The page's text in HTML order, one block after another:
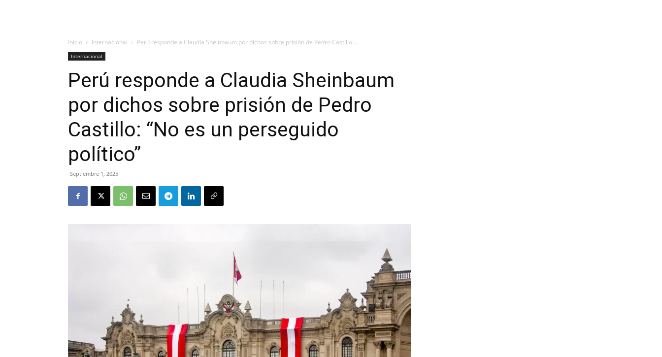
Inicio Internacional Perú responde a Claudia Sheinbaum por dichos sobre prisión de Pedro Castillo:...
Internacional
Perú responde a Claudia Sheinbaum
por dichos sobre prisión de Pedro
Castillo: “No es un perseguido
político”
Septiembre 1, 2025